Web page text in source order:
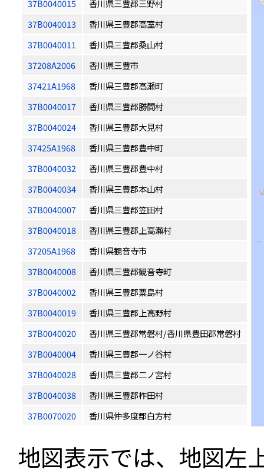
37B0040015
香川県三豊郡三野村
37B0040013
香川県三豊郡高室村
37B0040011
香川県三豊郡桑山村
37208A2006
香川県三豊市
37421A1968
香川県三豊郡高瀬町
37B0040017
香川県三豊郡勝間村
37B0040024
香川県三豊郡大見村
37425A1968
香川県三豊郡豊中町
37B0040032
香川県三豊郡豊中村
37B0040034
香川県三豊郡本山村
37B0040007
香川県三豊郡笠田村
37B0040018
香川県三豊郡上高瀬村
37205A1968
香川県観音寺市
37B0040008
香川県三豊郡観音寺町
37B0040002
香川県三豊郡粟島村
37B0040019
香川県三豊郡上高野村
37B0040020
香川県三豊郡常磐村/香川県豊田郡常磐村
37B0040004
香川県三豊郡一ノ谷村
37B0040028
香川県三豊郡二ノ宮村
37B0040038
香川県三豊郡柞田村
37B0070020
香川県仲多度郡白方村
地図表示では、地図左